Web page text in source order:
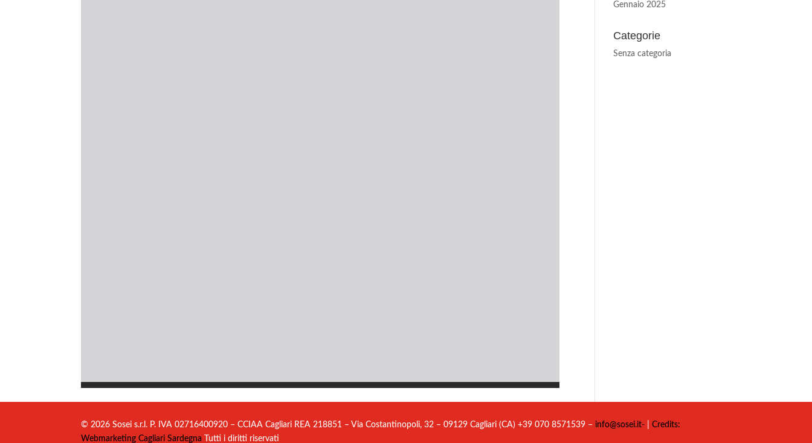
Gennaio 2025
Categorie
Senza categoria
© 2026 Sosei s.r.l. P. IVA 02716400920 – CCIAA Cagliari REA 218851 – Via Costantinopoli, 32 – 09129 Cagliari (CA) +39 070 8571539 – info@sosei.it-
Credits:
Webmarketing Cagliari Sardegna
Tutti i diritti riservati